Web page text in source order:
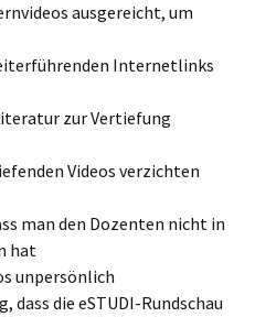
ausgereicht, um
Internetlinks
zur Vertiefung
Videos verzichten
man den Dozenten nicht in
hat
unpersönlich
dass die eSTUDI-Rundschau